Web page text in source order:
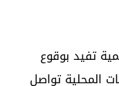
تفيد بوقوع
المحلية تواصل